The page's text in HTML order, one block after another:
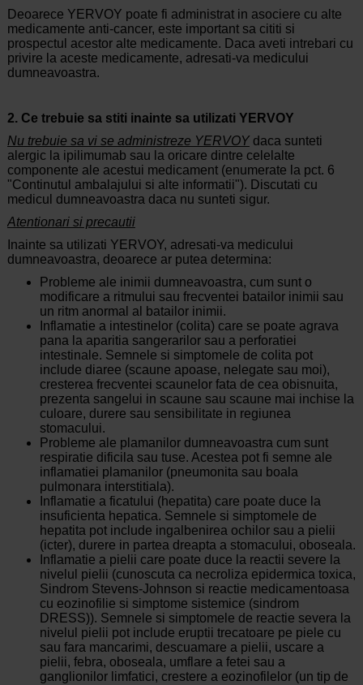
Deoarece YERVOY poate fi administrat in asociere cu alte
medicamente anti-cancer, este important sa cititi si
prospectul acestor alte medicamente. Daca aveti intrebari cu
privire la aceste medicamente, adresati-va medicului
dumneavoastra.
2. Ce trebuie sa stiti inainte sa utilizati YERVOY
Nu trebuie sa vi se administreze YERVOY daca sunteti
alergic la ipilimumab sau la oricare dintre celelalte
componente ale acestui medicament (enumerate la pct. 6
"Continutul ambalajului si alte informatii"). Discutati cu
medicul dumneavoastra daca nu sunteti sigur.
Atentionari si precautii
Inainte sa utilizati YERVOY, adresati-va medicului
dumneavoastra, deoarece ar putea determina:
Probleme ale inimii dumneavoastra, cum sunt o
modificare a ritmului sau frecventei batailor inimii sau
un ritm anormal al batailor inimii.
Inflamatie a intestinelor (colita) care se poate agrava
pana la aparitia sangerarilor sau a perforatiei
intestinale. Semnele si simptomele de colita pot
include diaree (scaune apoase, nelegate sau moi),
cresterea frecventei scaunelor fata de cea obisnuita,
prezenta sangelui in scaune sau scaune mai inchise la
culoare, durere sau sensibilitate in regiunea
stomacului.
Probleme ale plamanilor dumneavoastra cum sunt
respiratie dificila sau tuse. Acestea pot fi semne ale
inflamatiei plamanilor (pneumonita sau boala
pulmonara interstitiala).
Inflamatie a ficatului (hepatita) care poate duce la
insuficienta hepatica. Semnele si simptomele de
hepatita pot include ingalbenirea ochilor sau a pielii
(icter), durere in partea dreapta a stomacului, oboseala.
Inflamatie a pielii care poate duce la reactii severe la
nivelul pielii (cunoscuta ca necroliza epidermica toxica,
Sindrom Stevens-Johnson si reactie medicamentoasa
cu eozinofilie si simptome sistemice (sindrom
DRESS)). Semnele si simptomele de reactie severa la
nivelul pielii pot include eruptii trecatoare pe piele cu
sau fara mancarimi, descuamare a pielii, uscare a
pielii, febra, oboseala, umflare a fetei sau a
ganglionilor limfatici, crestere a eozinofilelor (un tip de